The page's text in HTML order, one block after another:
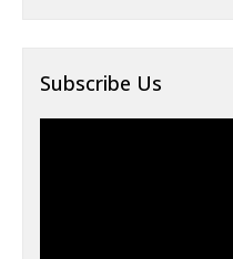
Subscribe Us